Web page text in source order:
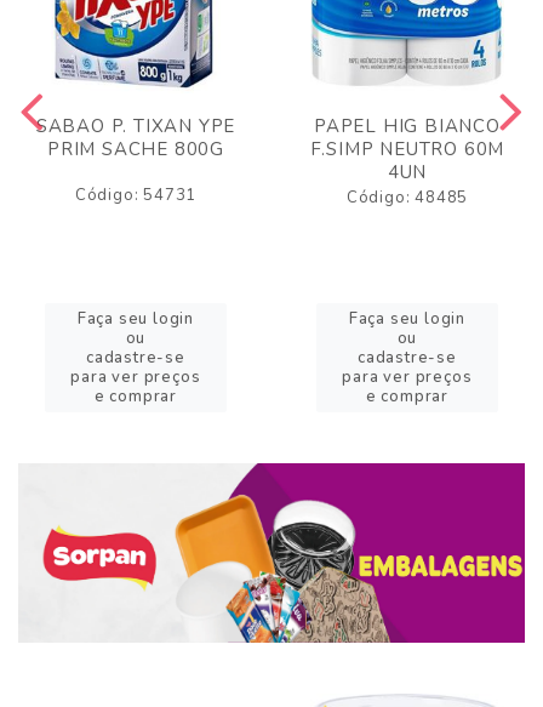
SABAO P. TIXAN YPE
PRIM SACHE 800G
Código: 54731
Faça seu login
ou
cadastre-se
para ver preços
e comprar
PAPEL HIG BIANCO
F.SIMP NEUTRO 60M
4UN
Código: 48485
Faça seu login
ou
cadastre-se
para ver preços
e comprar